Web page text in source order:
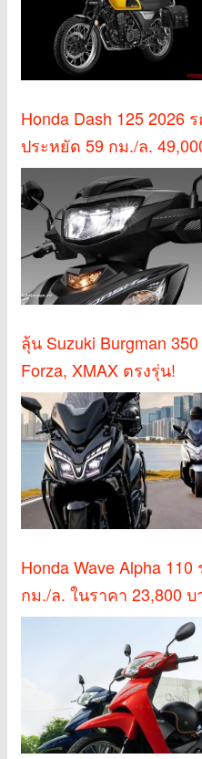
Honda Dash 125 2026
ประหยัด 59 กม./ล.
ลุ้น Suzuki Burgman
Forza, XMAX ตรงรุ่น!
Honda Wave Alpha
กม./ล. ในราคา 23,800 บ